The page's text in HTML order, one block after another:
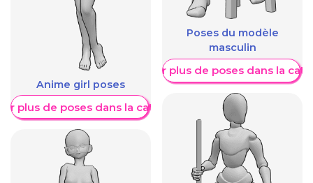
Anime girl poses
plus de poses dans la catégorie
Poses du modèle
masculin
Afficher plus de poses dans la